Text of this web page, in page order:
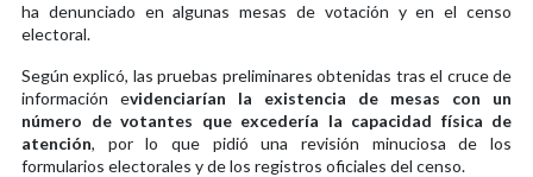
ha denunciado en algunas mesas de votación y en el censo
electoral.
Según explicó, las pruebas preliminares obtenidas tras el cruce de
información evidenciarían la existencia de mesas con un
número de votantes que excedería la capacidad física de
atención, por lo que pidió una revisión minuciosa de los
formularios electorales y de los registros oficiales del censo.